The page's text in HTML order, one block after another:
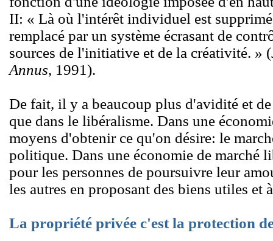
II: « Là où l'intérêt individuel est
remplacé par un système écrasant de
sources de l'initiative et de la créativité. »
Annus, 1991).
De fait, il y a beaucoup plus d'avidité et
que dans le libéralisme. Dans une
moyens d'obtenir ce qu'on désire: le
politique. Dans une économie de marché
pour les personnes de poursuivre leur
les autres en proposant des biens utiles et
La propriété privée c'est la protection